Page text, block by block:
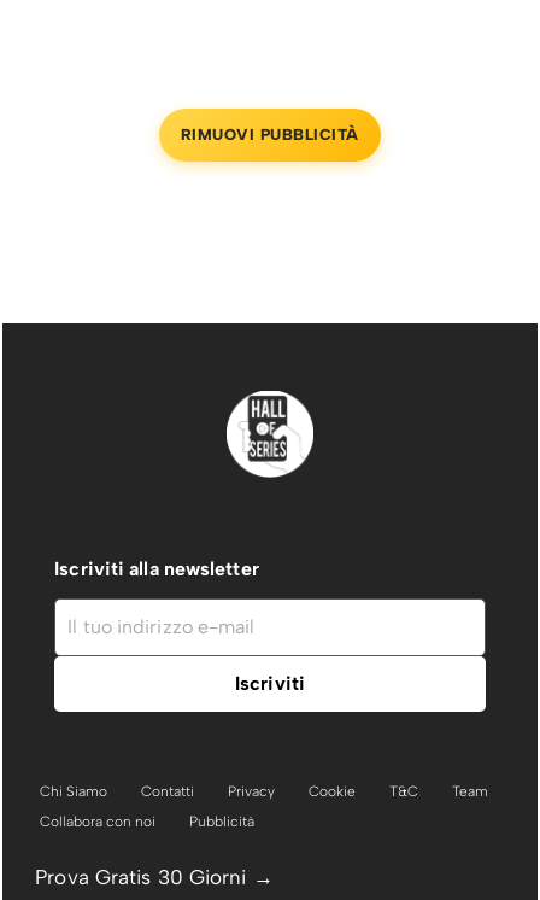
RIMUOVI PUBBLICITÀ
Iscriviti alla newsletter
Chi Siamo Contatti Privacy Cookie T&C
Team
Collabora con noi
Pubblicità
Prova Gratis 30 Giorni →